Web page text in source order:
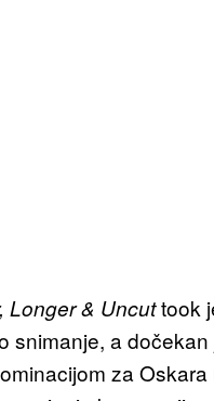
Longer & Uncuttook
snimanje, a
za